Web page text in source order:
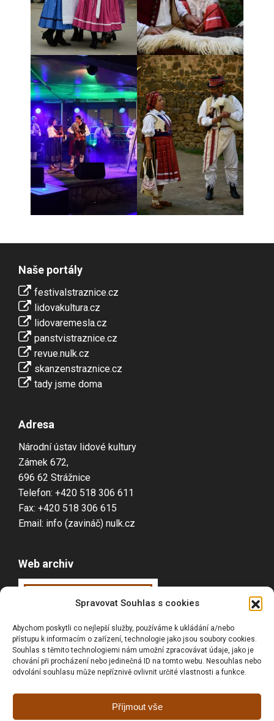
Spravovat Souhlas s cookies
Abychom poskytli co nejlepší služby, používáme k ukládání a/nebo
přístupu k informacím o zařízení, technologie jako jsou soubory cookies.
Souhlas s těmito technologiemi nám umožní zpracovávat údaje, jako je
chování při procházení nebo jedinečná ID na tomto webu. Nesouhlas nebo
odvolání souhlasu může nepříznivě ovlivnit určité vlastnosti a funkce.
Příjmout vše
Naše portály
festivalstraznice.cz
lidovakultura.cz
lidovaremesla.cz
panstvistraznice.cz
revue.nulk.cz
skanzenstraznice.cz
tady jsme doma
Adresa
Národní ústav lidové kultury
Zámek 672,
696 62 Strážnice
Telefon: +420 518 306 611
Fax: +420 518 306 615
Email: info (zavináč) nulk.cz
Web archiv
Webarchivováno
ČR
Vyhledávání